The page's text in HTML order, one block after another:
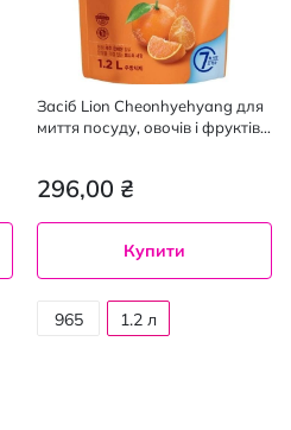
Засіб Lion Cheonhyehyang для
миття посуду, овочів і фруктів
296,00 ₴
Купити
965
1.2 л